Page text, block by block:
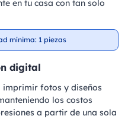
en tu casa con tan solo
mínima: 1 piezas
digital
fotos y diseños
los costos
a partir de una sola